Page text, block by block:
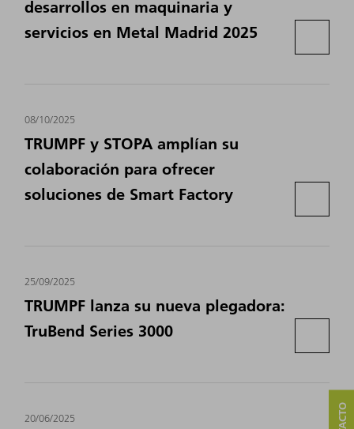
desarrollos en maquinaria y
servicios en Metal Madrid 2025
08/10/2025
TRUMPF y STOPA amplían su
colaboración para ofrecer
soluciones de Smart Factory
25/09/2025
TRUMPF lanza su nueva plegadora:
TruBend Series 3000
20/06/2025